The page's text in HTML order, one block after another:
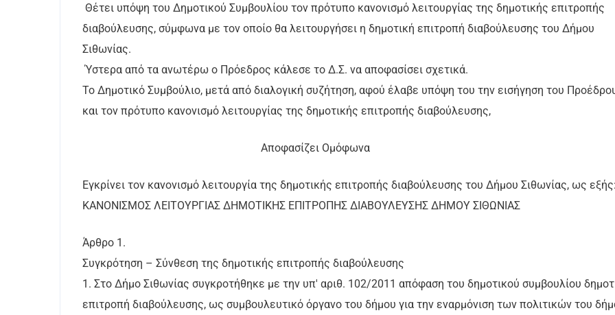
Θέτει υπόψη του Δημοτικού Συμβουλίου τον πρότυπο κανονισμό λειτουργίας της δημοτικής επιτροπής
διαβούλευσης, σύμφωνα με τον οποίο θα λειτουργήσει η δημοτική επιτροπή διαβούλευσης του Δήμου
Σιθωνίας.
Ύστερα από τα ανωτέρω ο Πρόεδρος κάλεσε το Δ.Σ. να αποφασίσει σχετικά.
Το Δημοτικό Συμβούλιο, μετά από διαλογική συζήτηση, αφού έλαβε υπόψη του την εισήγηση του
και τον πρότυπο κανονισμό λειτουργίας της δημοτικής επιτροπής διαβούλευσης,
Αποφασίζει Ομόφωνα
Εγκρίνει τον κανονισμό λειτουργία της δημοτικής επιτροπής διαβούλευσης του Δήμου Σιθωνίας, ως εξής:
ΚΑΝΟΝΙΣΜΟΣ ΛΕΙΤΟΥΡΓΙΑΣ ΔΗΜΟΤΙΚΗΣ ΕΠΙΤΡΟΠΗΣ ΔΙΑΒΟΥΛΕΥΣΗΣ ΔΗΜΟΥ ΣΙΘΩΝΙΑΣ
Άρθρο 1.
Συγκρότηση – Σύνθεση της δημοτικής επιτροπής διαβούλευσης
1. Στο Δήμο Σιθωνίας συγκροτήθηκε με την υπ' αριθ. 102/2011 απόφαση του δημοτικού συμβουλίου
επιτροπή διαβούλευσης, ως συμβουλευτικό όργανο του δήμου για την εναρμόνιση των πολιτικών του